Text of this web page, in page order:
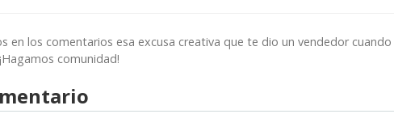
en los comentarios esa excusa creativa que te dio un vendedor
comunidad!